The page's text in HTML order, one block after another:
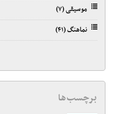
موسیقی(۷)
نماهنگ(۴۱)
برچسب‌ها